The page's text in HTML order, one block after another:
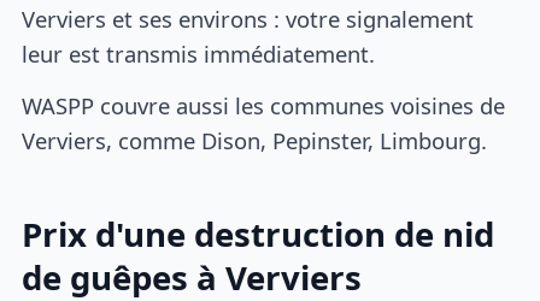
Verviers et ses environs : votre signalement
leur est transmis immédiatement.
WASPP couvre aussi les communes voisines de
Verviers, comme Dison, Pepinster, Limbourg.
Prix d'une destruction de nid
de guêpes à Verviers